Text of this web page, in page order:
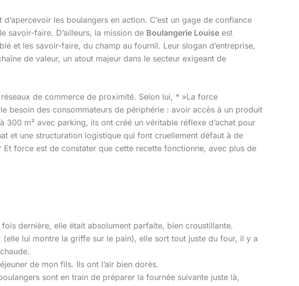
les boulangers en action. C’est un gage de confiance
savoir-faire. D’ailleurs, la mission de Boulangerie Louise est
et les savoir-faire, du champ au fournil. Leur slogan d’entreprise,
de valeur, un atout majeur dans le secteur exigeant de
de commerce de proximité. Selon lui, * »La force
besoin des consommateurs de périphérie : avoir accès à un produit
m² avec parking, ils ont créé un véritable réflexe d’achat pour
et une structuration logistique qui font cruellement défaut à de
Et force est de constater que cette recette fonctionne, avec plus de
fois dernière, elle était absolument parfaite, bien croustillante.
lui montre la griffe sur le pain), elle sort tout juste du four, il y a
de mon fils. Ils ont l’air bien dorés.
sont en train de préparer la fournée suivante juste là,